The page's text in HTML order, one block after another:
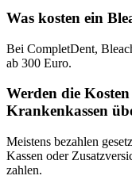
Was kosten ein
Bei CompletDent,
ab 300 Euro.
Werden die
Krankenkassen
Meistens bezahlen
Kassen oder
zahlen.